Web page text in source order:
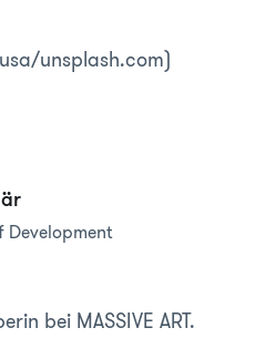
unsplash.com)
Development
bei MASSIVE ART.